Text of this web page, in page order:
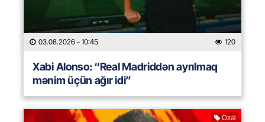
03.08.2026 - 10:45 120
Xabi Alonso: “Real Madriddən ayrılmaq
mənim üçün ağır idi”
Özəl